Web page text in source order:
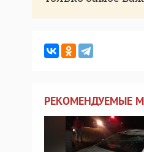
РЕКОМЕНДУЕМЫЕ